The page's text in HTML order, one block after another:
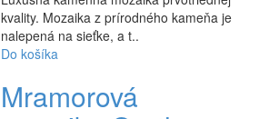
kvality. Mozaika z prírodného kameňa je
nalepená na sieťke, a t..
Do košíka
Mramorová